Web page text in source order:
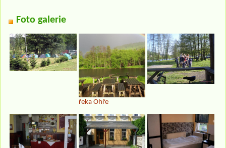
Foto galerie
řeka Ohře